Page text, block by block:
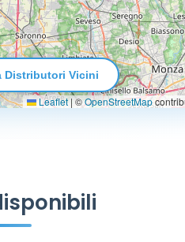
Leaflet|©OpenStreetMap
Distributori Vicini